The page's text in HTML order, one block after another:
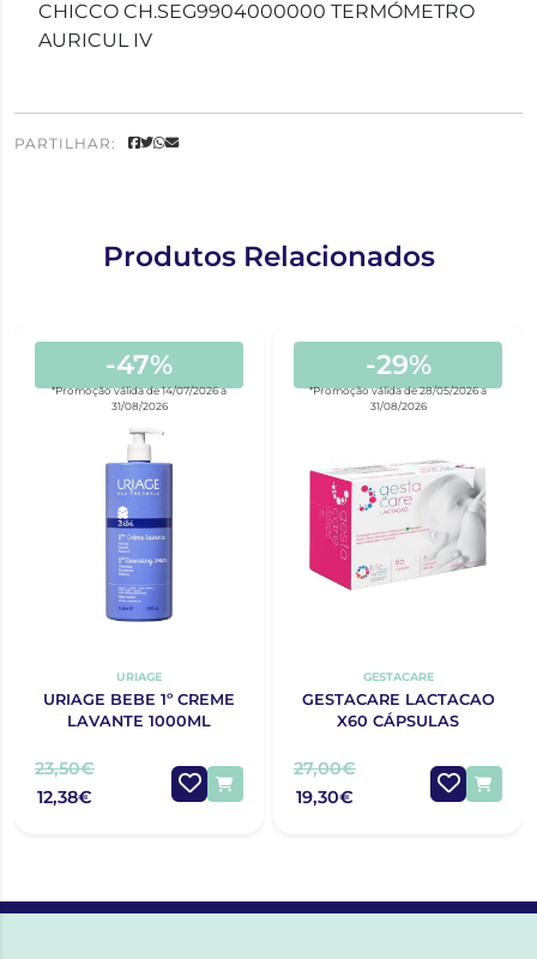
CHICCO CH.SEG9904000000 TERMÓMETRO
AURICUL IV
PARTILHAR:
Produtos Relacionados
-47%
*Promoção válida de 14/07/2026 a
31/08/2026
URIAGE
URIAGE BEBE 1º CREME
LAVANTE 1000ML
23,50€
12,38€
-29%
*Promoção válida de 28/05/2026 a
31/08/2026
GESTACARE
GESTACARE LACTACAO
X60 CÁPSULAS
27,00€
19,30€